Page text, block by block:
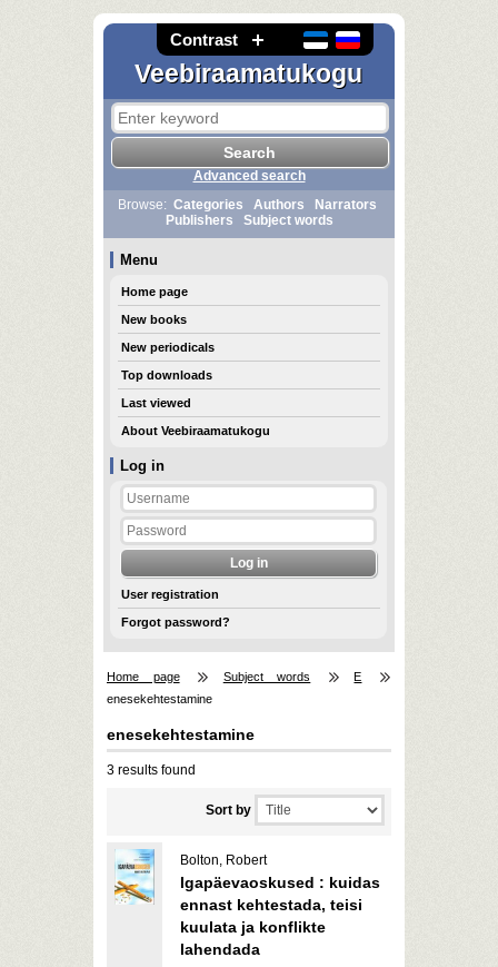
Contrast
Veebiraamatukogu
Log in
User registration
Forgot password?
Advanced search
Browse: Categories Authors
Narrators
Publishers
Subject words
Menu
Home page
New books
New periodicals
Top downloads
Last viewed
About Veebiraamatukogu
Home page Subject words
E
enesekehtestamine
enesekehtestamine
3 results found
Sort by
Bolton, Robert
Igapäevaoskused : kuidas
ennast kehtestada, teisi
kuulata ja konflikte
lahendada